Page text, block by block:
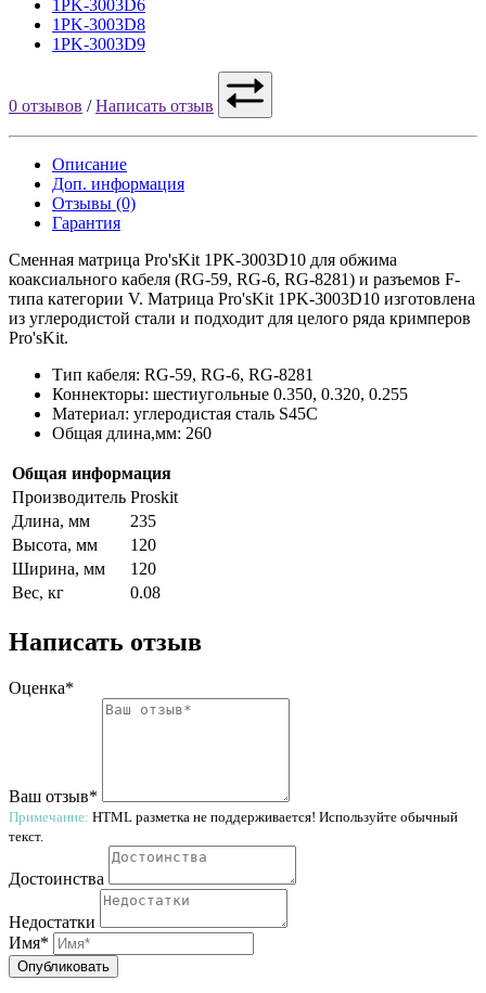
1PK-3003D6
1PK-3003D8
1PK-3003D9
0 отзывов /Написать отзыв
Описание
Доп. информация
Отзывы (0)
Гарантия
Сменная матрица Pro'sKit 1PK-3003D10 для обжима
коаксиального кабеля (RG-59, RG-6, RG-8281) и разъемов F-
типа категории V. Матрица Pro'sKit 1PK-3003D10 изготовлена
из углеродистой стали и подходит для целого ряда кримперов
Pro'sKit.
Тип кабеля: RG-59, RG-6, RG-8281
Коннекторы: шестиугольные 0.350, 0.320, 0.255
Материал: углеродистая сталь S45C
Общая длина,мм: 260
Общая информация
Производитель Proskit
Длина, мм
235
Высота, мм
120
Ширина, мм
120
Вес, кг
0.08
Написать отзыв
Оценка*
Ваш отзыв*
Примечание: HTML разметка не поддерживается! Используйте обычный
текст.
Достоинства
Недостатки
Имя*
Опубликовать